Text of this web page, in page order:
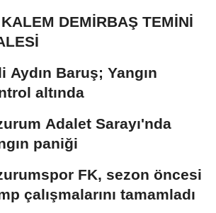
DEMİRBAŞ TEMİNİ
Aydın Baruş; Yangın
altında
Adalet Sarayı'nda
paniği
FK, sezon öncesi
çalışmalarını tamamladı